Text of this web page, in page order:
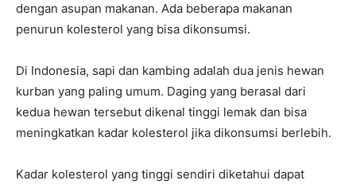
dengan asupan makanan. Ada beberapa makanan
penurun kolesterol yang bisa dikonsumsi.
Di Indonesia, sapi dan kambing adalah dua jenis hewan
kurban yang paling umum. Daging yang berasal dari
kedua hewan tersebut dikenal tinggi lemak dan bisa
meningkatkan kadar kolesterol jika dikonsumsi berlebih.
Kadar kolesterol yang tinggi sendiri diketahui dapat